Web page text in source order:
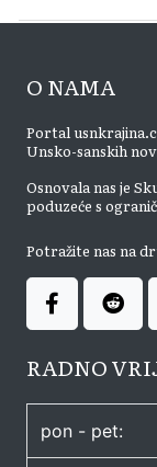
O NAMA
Portal
Unsko-sanskih
Osnovala nas je
poduzeće s
Potražite nas na
RADNO
pon - pet: